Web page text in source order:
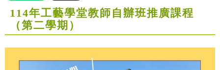
114年工藝學堂教師自辦班推廣課程
（第二學期）